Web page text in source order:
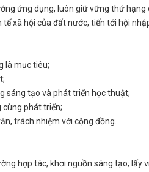
ứng dụng, luôn giữ vững thứ
xã hội của đất nước, tiến tới hội
là mục tiêu;
sáng tạo và phát triển học thuật;
cùng phát triển;
trách nhiệm với cộng đồng.
hợp tác, khơi nguồn sáng tạo; lấy